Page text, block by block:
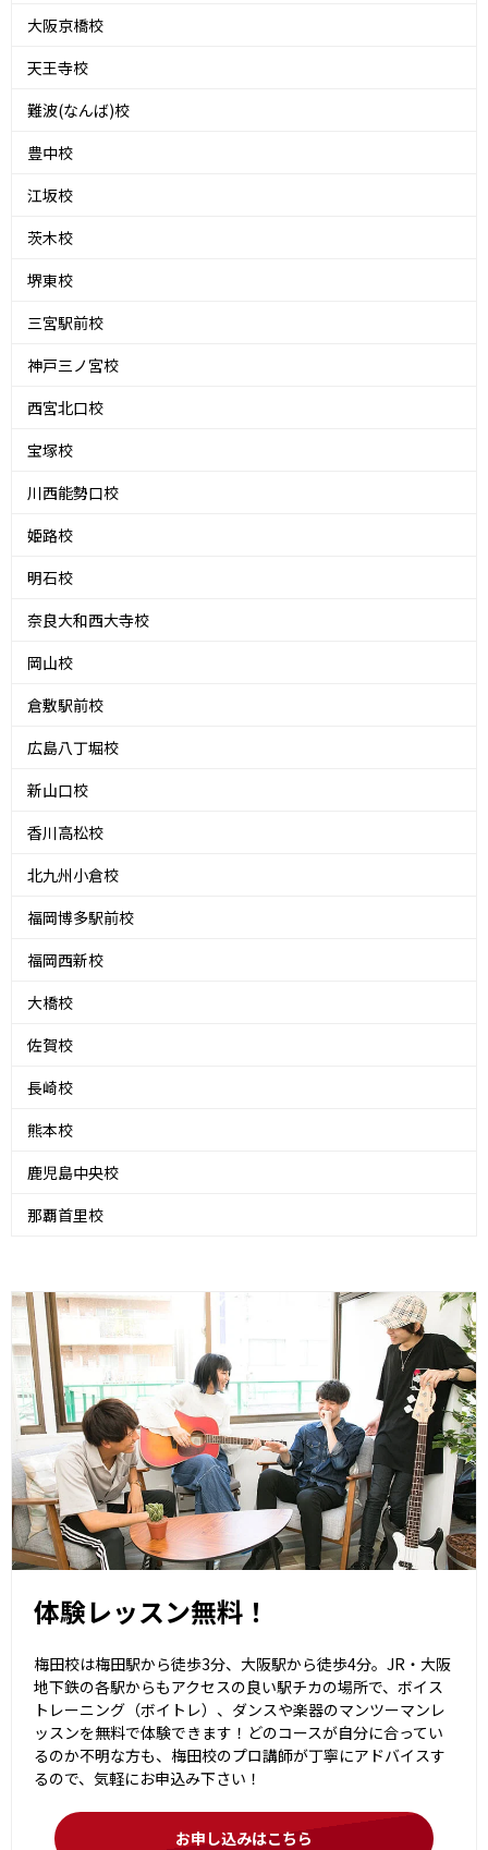
大阪京橋校
天王寺校
難波(なんば)校
豊中校
江坂校
茨木校
堺東校
三宮駅前校
神戸三ノ宮校
西宮北口校
宝塚校
川西能勢口校
姫路校
明石校
奈良大和西大寺校
岡山校
倉敷駅前校
広島八丁堀校
新山口校
香川高松校
北九州小倉校
福岡博多駅前校
福岡西新校
大橋校
佐賀校
長崎校
熊本校
鹿児島中央校
那覇首里校
体験レッスン無料！
梅田校は梅田駅から徒歩3分、大阪駅から徒歩4分。JR・大阪
地下鉄の各駅からもアクセスの良い駅チカの場所で、ボイス
トレーニング（ボイトレ）、ダンスや楽器のマンツーマンレ
ッスンを無料で体験できます！どのコースが自分に合ってい
るのか不明な方も、梅田校のプロ講師が丁寧にアドバイスす
るので、気軽にお申込み下さい！
お申し込みはこちら